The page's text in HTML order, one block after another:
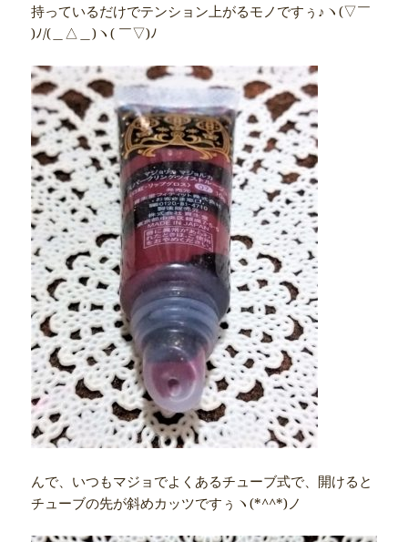
持っているだけでテンション上がるモノですぅ♪ヽ(▽￣
)ﾉ/(＿△＿)ヽ( ￣▽)ﾉ
んで、いつもマジョでよくあるチューブ式で、開けると
チューブの先が斜めカッツですぅヽ(*^^*)ノ